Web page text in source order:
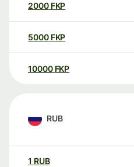
2000 FKP
5000 FKP
10000 FKP
RUB
1 RUB